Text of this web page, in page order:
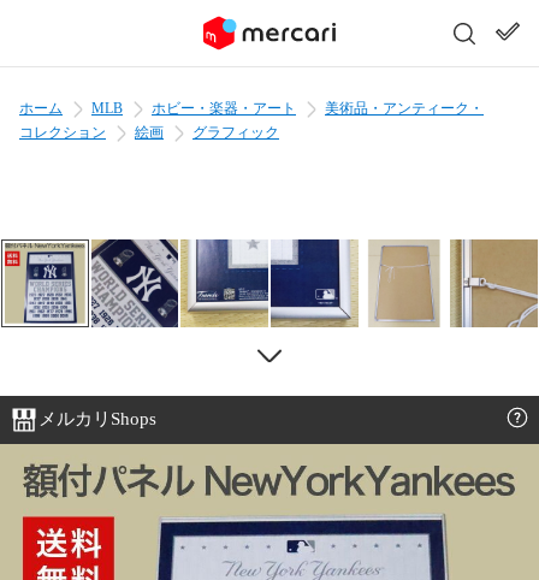
ホーム MLB ホビー・楽器・アート
美術品・アンティーク・
コレクション
絵画 グラフィック
メルカリShops